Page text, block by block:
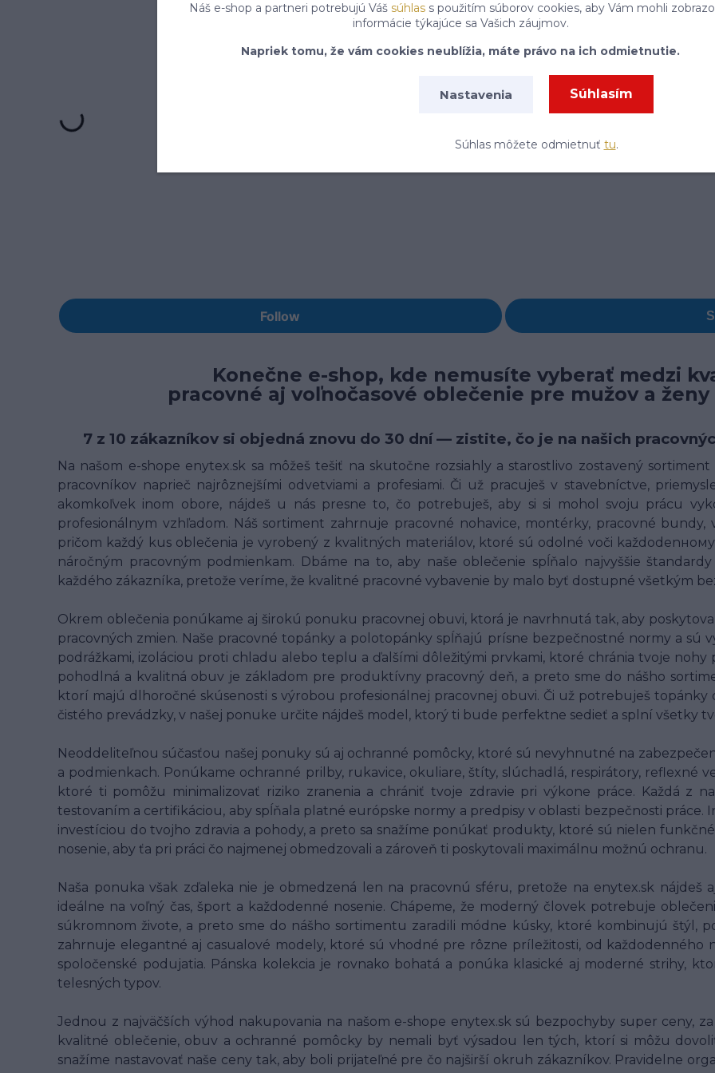
Konečne e-shop, kde nemusíte vyberať medzi
pracovné aj voľnočasové oblečenie pre mužov a
7 z 10 zákazníkov si objedná znovu do 30 dní — zistite, čo je na našich
Na našom e-shope enytex.sk sa môžeš tešiť na skutočne rozsiahly a starostlivo zostavený
pracovníkov naprieč najrôznejšími odvetviami a profesiami. Či už pracuješ v stavebníctve,
akomkoľvek inom obore, nájdeš u nás presne to, čo potrebuješ, aby si si mohol svoju prácu
profesionálnym vzhľadom. Náš sortiment zahrnuje pracovné nohavice, montérky, pracovné bundy,
pričom každý kus oblečenia je vyrobený z kvalitných materiálov, ktoré sú odolné voči
náročným pracovným podmienkam. Dbáme na to, aby naše oblečenie spĺňalo najvyššie
každého zákazníka, pretože veríme, že kvalitné pracovné vybavenie by malo byť dostupné všetkým
Okrem oblečenia ponúkame aj širokú ponuku pracovnej obuvi, ktorá je navrhnutá tak, aby
pracovných zmien. Naše pracovné topánky a polotopánky spĺňajú prísne bezpečnostné normy a sú
podrážkami, izoláciou proti chladu alebo teplu a ďalšími dôležitými prvkami, ktoré chránia tvoje
pohodlná a kvalitná obuv je základom pre produktívny pracovný deň, a preto sme do nášho
ktorí majú dlhoročné skúsenosti s výrobou profesionálnej pracovnej obuvi. Či už potrebuješ
čistého prevádzky, v našej ponuke určite nájdeš model, ktorý ti bude perfektne sedieť a splní všetky
Neoddeliteľnou súčasťou našej ponuky sú aj ochranné pomôcky, ktoré sú nevyhnutné na
a podmienkach. Ponúkame ochranné prilby, rukavice, okuliare, štíty, slúchadlá, respirátory, reflexné
ktoré ti pomôžu minimalizovať riziko zranenia a chrániť tvoje zdravie pri výkone práce. Každá z
testovaním a certifikáciou, aby spĺňala platné európske normy a predpisy v oblasti bezpečnosti
investíciou do tvojho zdravia a pohody, a preto sa snažíme ponúkať produkty, ktoré sú nielen
nosenie, aby ťa pri práci čo najmenej obmedzovali a zároveň ti poskytovali maximálnu možnú ochranu.
Naša ponuka však zďaleka nie je obmedzená len na pracovnú sféru, pretože na enytex.sk nájdeš
ideálne na voľný čas, šport a každodenné nosenie. Chápeme, že moderný človek potrebuje
súkromnom živote, a preto sme do nášho sortimentu zaradili módne kúsky, ktoré kombinujú štýl,
zahrnuje elegantné aj casualové modely, ktoré sú vhodné pre rôzne príležitosti, od každodenného
spoločenské podujatia. Pánska kolekcia je rovnako bohatá a ponúka klasické aj moderné strihy,
telesných typov.
Jednou z najväčších výhod nakupovania na našom e-shope enytex.sk sú bezpochyby super ceny,
kvalitné oblečenie, obuv a ochranné pomôcky by nemali byť výsadou len tých, ktorí si môžu
snažíme nastavovať naše ceny tak, aby boli prijateľné pre čo najširší okruh zákazníkov. Pravidelne
Náš e-shop a partneri potrebujú Váš súhlass použitím súborov cookies, aby Vám mohli
informácie týkajúce sa Vašich záujmov.
Napriek tomu, že vám cookies neublížia, máte právo na ich odmietnutie.
Nastavenia Súhlasím
Súhlas môžete odmietnuť tu.